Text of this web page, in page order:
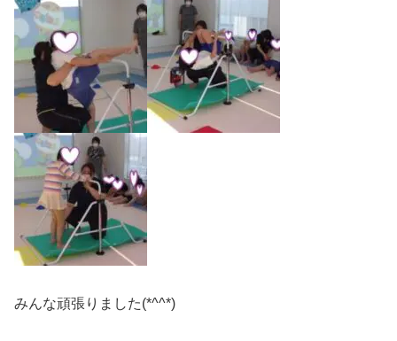
みんな頑張りました(*^^*)